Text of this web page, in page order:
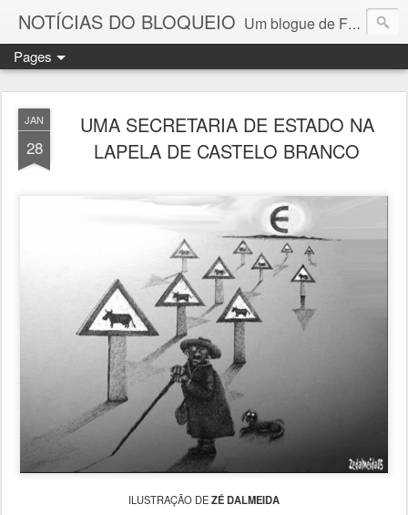
NOTÍCIAS DO BLOQUEIO Um blogue de Fernando Paulouro Neves
Pages
JAN
28
UMA SECRETARIA DE ESTADO NA
LAPELA DE CASTELO BRANCO
ILUSTRAÇÃO DEZÉ DALMEIDA